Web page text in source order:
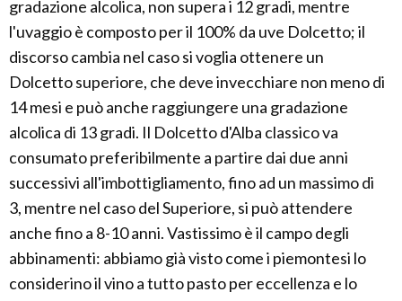
gradazione alcolica, non supera i 12 gradi, mentre
l'uvaggio è composto per il 100% da uve Dolcetto; il
discorso cambia nel caso si voglia ottenere un
Dolcetto superiore, che deve invecchiare non meno di
14 mesi e può anche raggiungere una gradazione
alcolica di 13 gradi. Il Dolcetto d'Alba classico va
consumato preferibilmente a partire dai due anni
successivi all'imbottigliamento, fino ad un massimo di
3, mentre nel caso del Superiore, si può attendere
anche fino a 8-10 anni. Vastissimo è il campo degli
abbinamenti: abbiamo già visto come i piemontesi lo
considerino il vino a tutto pasto per eccellenza e lo